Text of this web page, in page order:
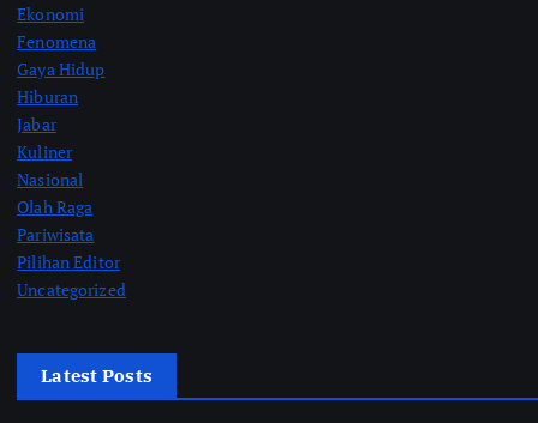
Ekonomi
Fenomena
Gaya Hidup
Hiburan
Jabar
Kuliner
Nasional
Olah Raga
Pariwisata
Pilihan Editor
Uncategorized
Latest Posts